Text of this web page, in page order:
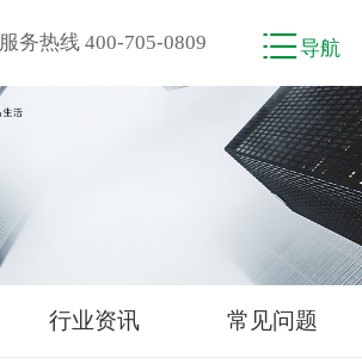
服务热线 400-705-0809 导航
行业资讯 常见问题